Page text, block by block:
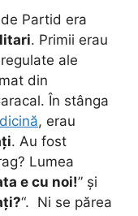
Partid era
. Primii erau
ale
din
În stânga
, erau
. Au fost
Lumea
e cu noi!” și
“. Ni se părea